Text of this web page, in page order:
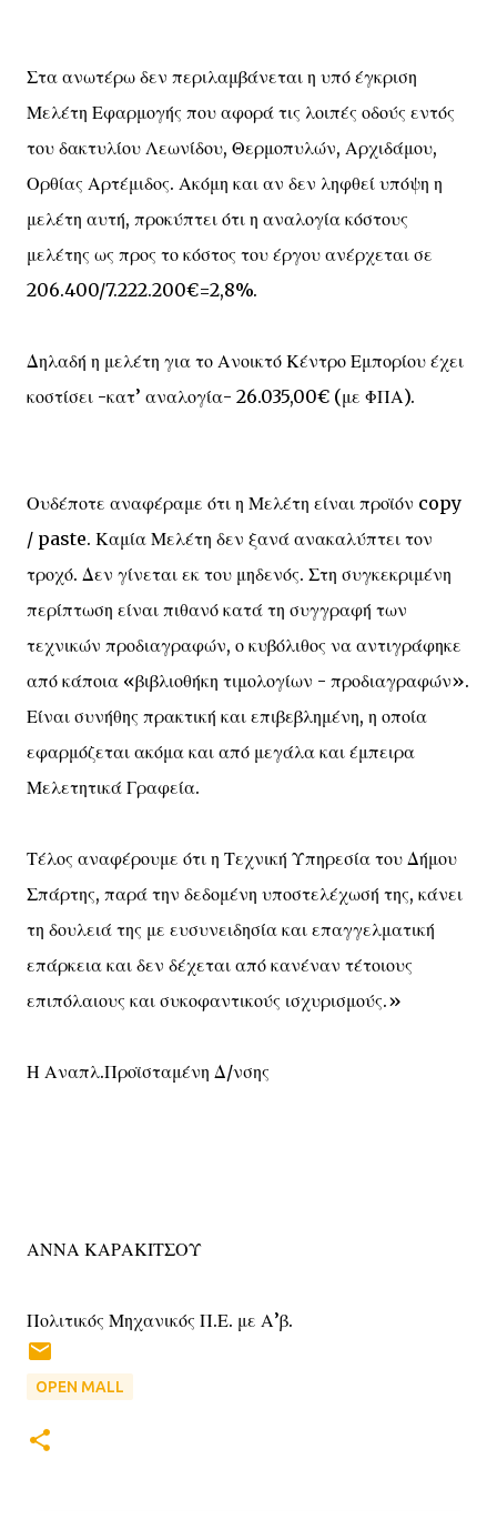
Στα ανωτέρω δεν περιλαμβάνεται η υπό έγκριση
Μελέτη Εφαρμογής που αφορά τις λοιπές οδούς εντός
του δακτυλίου Λεωνίδου, Θερμοπυλών, Αρχιδάμου,
Ορθίας Αρτέμιδος. Ακόμη και αν δεν ληφθεί υπόψη η
μελέτη αυτή, προκύπτει ότι η αναλογία κόστους
μελέτης ως προς το κόστος του έργου ανέρχεται σε
206.400/7.222.200€=2,8%.
Δηλαδή η μελέτη για το Ανοικτό Κέντρο Εμπορίου έχει
κοστίσει -κατ’ αναλογία- 26.035,00€ (με ΦΠΑ).
Ουδέποτε αναφέραμε ότι η Μελέτη είναι προϊόν copy
/ paste. Καμία Μελέτη δεν ξανά ανακαλύπτει τον
τροχό. Δεν γίνεται εκ του μηδενός. Στη συγκεκριμένη
περίπτωση είναι πιθανό κατά τη συγγραφή των
τεχνικών προδιαγραφών, ο κυβόλιθος να αντιγράφηκε
από κάποια «βιβλιοθήκη τιμολογίων - προδιαγραφών».
Είναι συνήθης πρακτική και επιβεβλημένη, η οποία
εφαρμόζεται ακόμα και από μεγάλα και έμπειρα
Μελετητικά Γραφεία.
Τέλος αναφέρουμε ότι η Τεχνική Υπηρεσία του Δήμου
Σπάρτης, παρά την δεδομένη υποστελέχωσή της, κάνει
τη δουλειά της με ευσυνειδησία και επαγγελματική
επάρκεια και δεν δέχεται από κανέναν τέτοιους
επιπόλαιους και συκοφαντικούς ισχυρισμούς.»
Η Αναπλ.Προϊσταμένη Δ/νσης
ΑΝΝΑ ΚΑΡΑΚΙΤΣΟΥ
Πολιτικός Μηχανικός Π.Ε. με Α’β.
OPEN MALL